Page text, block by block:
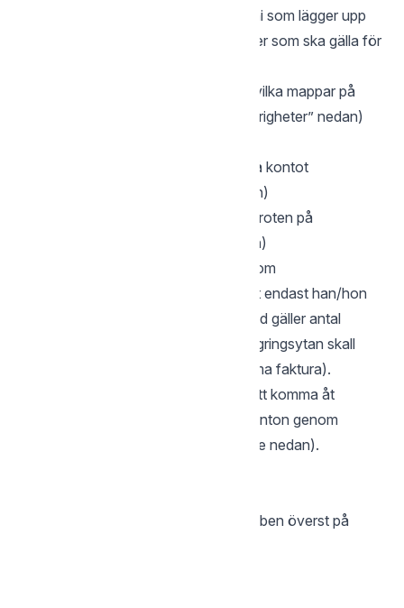
Som administratör för kontot är det ni som lägger upp
användare och bestämmer vilka regler som ska gälla för
Vilka användare som skall kunna se vilka mappar på
Gemensamma filer (se stycke ”Behörigheter” nedan)
Om ”Papperskorg” skall användas på kontot
(rekommendationen är alltid påslagen)
Begränsa användare från att skriva i roten på
Gemensamma Filer (se stycke nedan)
Då det är administratören som står som
betalningsansvarig för tjänsten är det endast han/hon
som kan uppgradera kontot, både vad gäller antal
användare och hur stor den totala lagringsytan skall
vara (alla kostnader hamnar på samma faktura).
Administratören har även möjlighet att komma åt
innehållet på samtliga användares konton genom
funktionen ”Logga in som” (se stycke nedan).
Logga in på kontot och klicka på gubben överst på